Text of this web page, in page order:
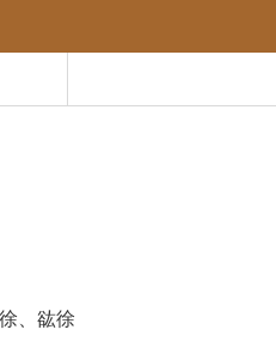
、谹徐